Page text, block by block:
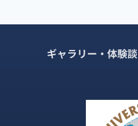
ギャラリー・体験談